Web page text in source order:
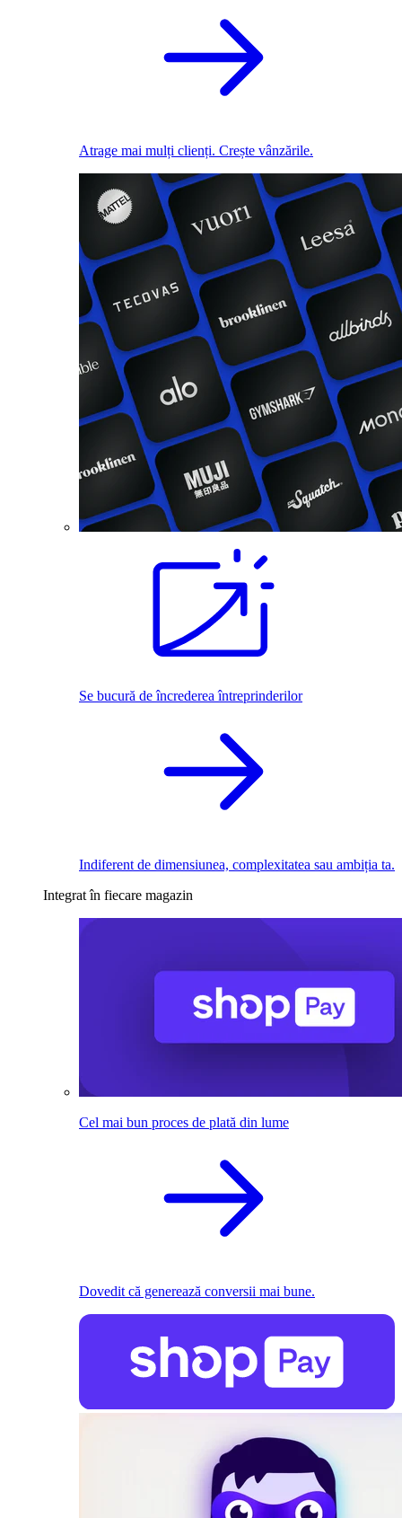
Atrage mai mulți clienți. Crește vânzările.
Se bucură de încrederea întreprinderilor
Indiferent de dimensiunea, complexitatea sau ambiția ta.
Integrat în fiecare magazin
Cel mai bun proces de plată din lume
Dovedit că generează conversii mai bune.